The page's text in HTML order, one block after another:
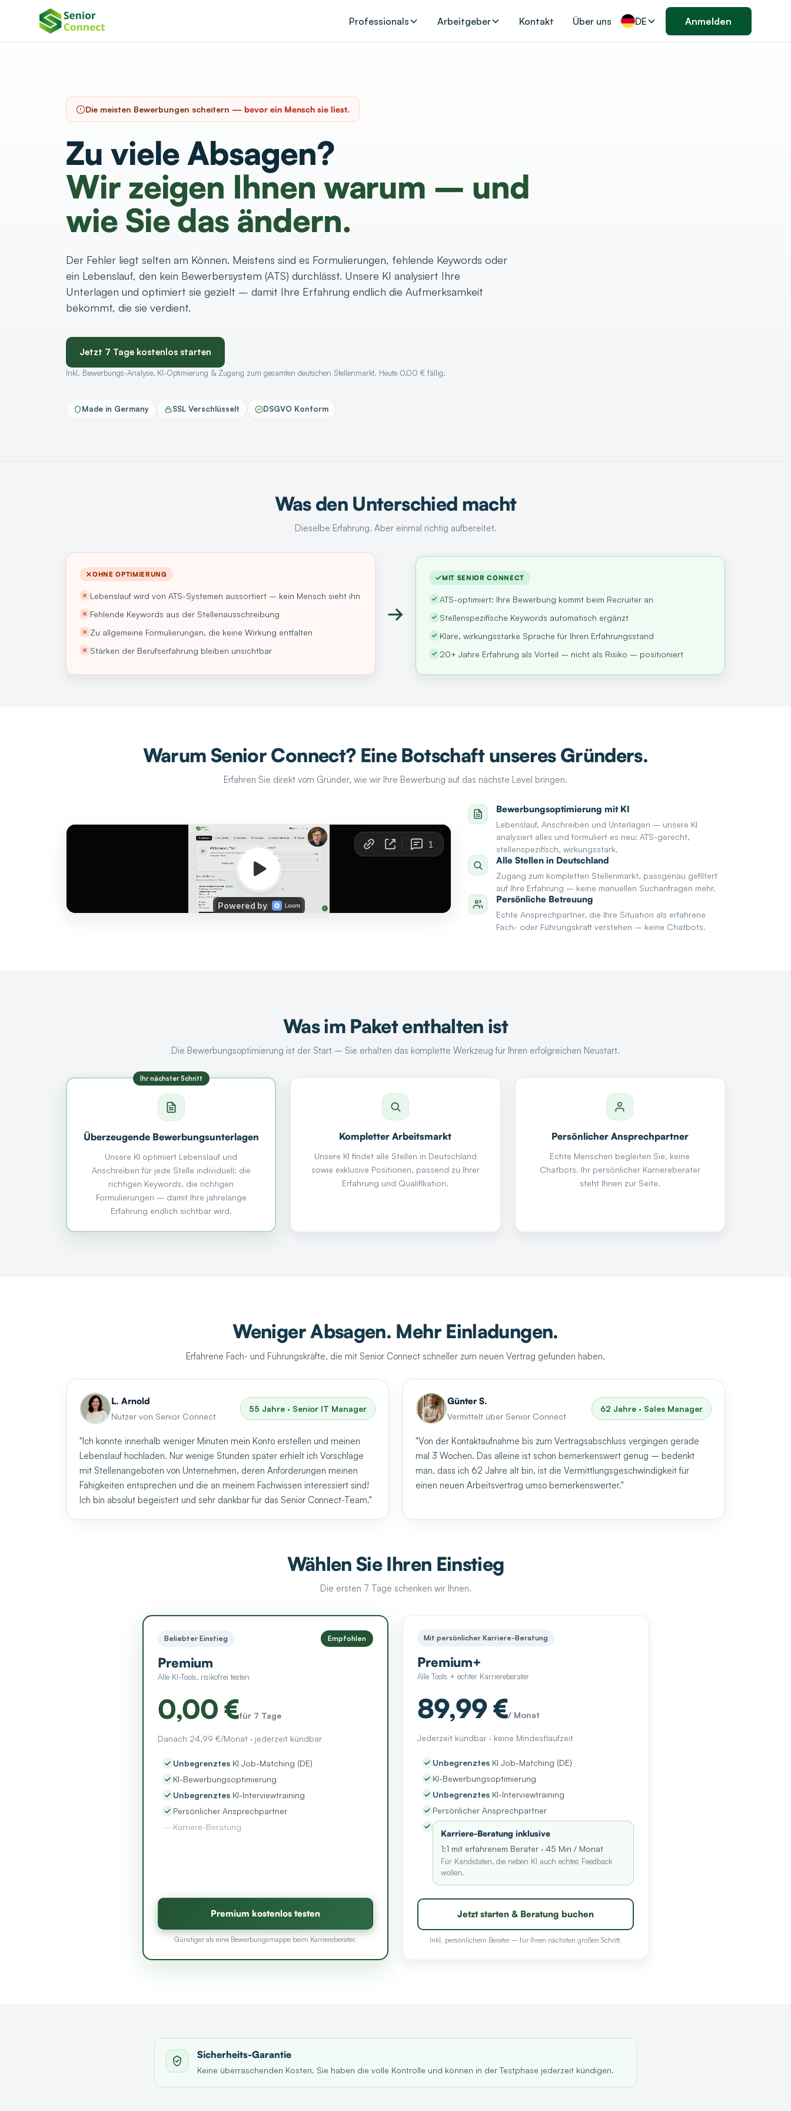
Professionals Arbeitgeber Kontakt Über uns DE Anmelden
Die meisten Bewerbungen scheitern — bevor ein Mensch sie liest.
Zu viele Absagen?
Wir zeigen Ihnen warum – und
wie Sie das ändern.
Der Fehler liegt selten am Können. Meistens sind es Formulierungen, fehlende Keywords oder
ein Lebenslauf, den kein Bewerbersystem (ATS) durchlässt. Unsere KI analysiert Ihre
Unterlagen und optimiert sie gezielt – damit Ihre Erfahrung endlich die Aufmerksamkeit
bekommt, die sie verdient.
Jetzt 7 Tage kostenlos starten
Inkl. Bewerbungs-Analyse, KI-Optimierung & Zugang zum gesamten deutschen Stellenmarkt. Heute 0,00 € fällig.
Made in Germany SSL Verschlüsselt DSGVO Konform
Was den Unterschied macht
Dieselbe Erfahrung. Aber einmal richtig aufbereitet.
OHNE OPTIMIERUNG
Lebenslauf wird von ATS-Systemen aussortiert – kein Mensch sieht ihn
Fehlende Keywords aus der Stellenausschreibung
Zu allgemeine Formulierungen, die keine Wirkung entfalten
Stärken der Berufserfahrung bleiben unsichtbar
→
MIT SENIOR CONNECT
ATS-optimiert: Ihre Bewerbung kommt beim Recruiter an
Stellenspezifische Keywords automatisch ergänzt
Klare, wirkungsstarke Sprache für Ihren Erfahrungsstand
20+ Jahre Erfahrung als Vorteil – nicht als Risiko – positioniert
Warum Senior Connect? Eine Botschaft unseres Gründers.
Erfahren Sie direkt vom Gründer, wie wir Ihre Bewerbung auf das nächste Level bringen.
Bewerbungsoptimierung mit KI
Lebenslauf, Anschreiben und Unterlagen – unsere KI
analysiert alles und formuliert es neu: ATS-gerecht,
stellenspezifisch, wirkungsstark.
Alle Stellen in Deutschland
Zugang zum kompletten Stellenmarkt, passgenau gefiltert
auf Ihre Erfahrung – keine manuellen Suchanfragen mehr.
Persönliche Betreuung
Echte Ansprechpartner, die Ihre Situation als erfahrene
Fach- oder Führungskraft verstehen – keine Chatbots.
Was im Paket enthalten ist
Die Bewerbungsoptimierung ist der Start – Sie erhalten das komplette Werkzeug für Ihren erfolgreichen Neustart.
Überzeugende Bewerbungsunterlagen
Unsere KI optimiert Lebenslauf und
Anschreiben für jede Stelle individuell: die
richtigen Keywords, die richtigen
Formulierungen – damit Ihre jahrelange
Erfahrung endlich sichtbar wird.
Kompletter Arbeitsmarkt
Unsere KI findet alle Stellen in Deutschland
sowie exklusive Positionen, passend zu Ihrer
Erfahrung und Qualifikation.
Persönlicher Ansprechpartner
Echte Menschen begleiten Sie, keine
Chatbots. Ihr persönlicher Karriereberater
steht Ihnen zur Seite.
Weniger Absagen. Mehr Einladungen.
Erfahrene Fach- und Führungskräfte, die mit Senior Connect schneller zum neuen Vertrag gefunden haben.
L. Arnold
Nutzer von Senior Connect
55 Jahre · Senior IT Manager
"Ich konnte innerhalb weniger Minuten mein Konto erstellen und meinen
Lebenslauf hochladen. Nur wenige Stunden später erhielt ich Vorschläge
mit Stellenangeboten von Unternehmen, deren Anforderungen meinen
Fähigkeiten entsprechen und die an meinem Fachwissen interessiert sind!
Ich bin absolut begeistert und sehr dankbar für das Senior Connect-Team."
Günter S.
Vermittelt über Senior Connect
62 Jahre · Sales Manager
"Von der Kontaktaufnahme bis zum Vertragsabschluss vergingen gerade
mal 3 Wochen. Das alleine ist schon bemerkenswert genug – bedenkt
man, dass ich 62 Jahre alt bin, ist die Vermittlungsgeschwindigkeit für
einen neuen Arbeitsvertrag umso bemerkenswerter."
Wählen Sie Ihren Einstieg
Die ersten 7 Tage schenken wir Ihnen.
Beliebter Einstieg Empfohlen
Premium
Alle KI-Tools, risikofrei testen
0,00 €für 7 Tage
Danach 24,99 €/Monat · jederzeit kündbar
Unbegrenztes KI Job-Matching (DE)
KI-Bewerbungsoptimierung
Unbegrenztes KI-Interviewtraining
Persönlicher Ansprechpartner
—Karriere-Beratung
Premium kostenlos testen
Günstiger als eine Bewerbungsmappe beim Karriereberater.
Mit persönlicher Karriere-Beratung
Premium+
Alle Tools + echter Karriereberater
89,99 €/ Monat
Jederzeit kündbar · keine Mindestlaufzeit
Unbegrenztes KI Job-Matching (DE)
KI-Bewerbungsoptimierung
Unbegrenztes KI-Interviewtraining
Persönlicher Ansprechpartner
Karriere-Beratung inklusive
1:1 mit erfahrenem Berater · 45 Min / Monat
Für Kandidaten, die neben KI auch echtes Feedback
wollen.
Jetzt starten & Beratung buchen
Inkl. persönlichem Berater – für Ihren nächsten großen Schritt.
Sicherheits-Garantie
Keine überraschenden Kosten. Sie haben die volle Kontrolle und können in der Testphase jederzeit kündigen.